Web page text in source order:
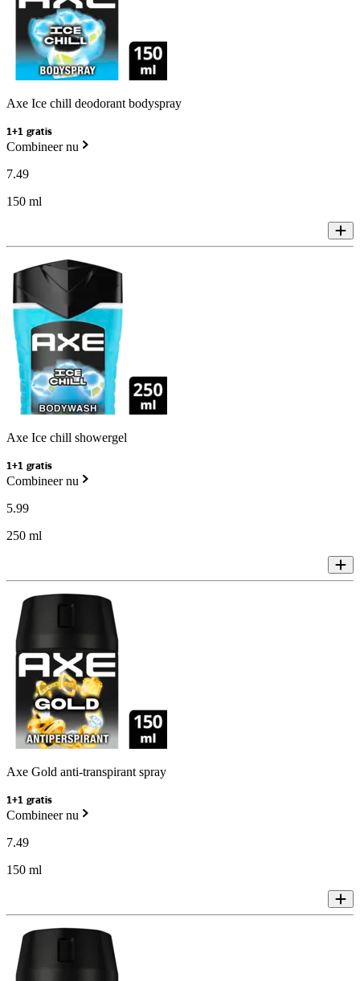
Axe Ice chill deodorant bodyspray
1+1 gratis
Combineer nu
7.49
150 ml
Axe Ice chill showergel
1+1 gratis
Combineer nu
5.99
250 ml
Axe Gold anti-transpirant spray
1+1 gratis
Combineer nu
7.49
150 ml